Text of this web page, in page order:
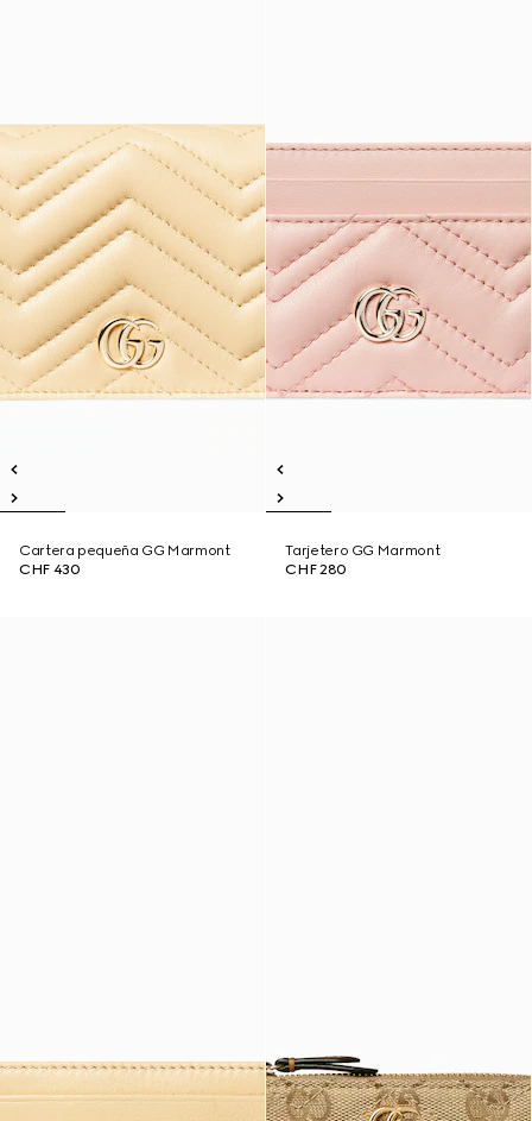
Cartera pequeña GG Marmont
CHF 430
Tarjetero GG Marmont
CHF 280